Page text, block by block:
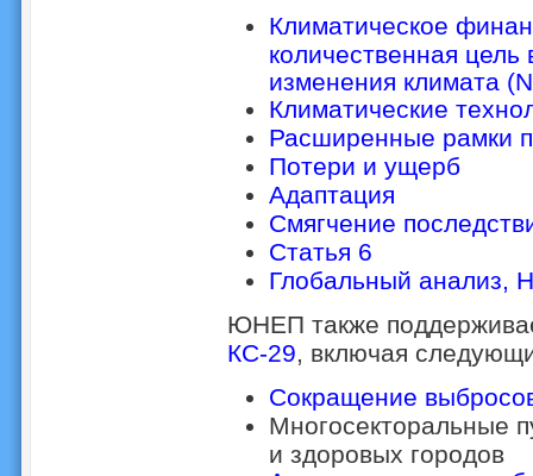
Климатическое
количественная
изменения климата
Климатические
Расширенные рамки
Потери и ущерб
Адаптация
Смягчение
Статья 6
Глобальный анализ,
ЮНЕП также
КС-29, включая
Сокращение
Многосекторальные
и здоровых городов